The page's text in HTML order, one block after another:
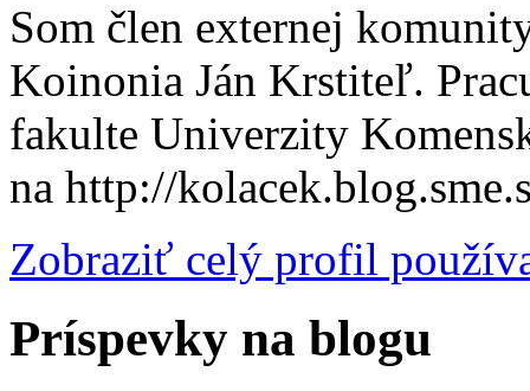
Som člen externej
Koinonia Ján Krstiteľ.
fakulte Univerzity
na http://
Zobraziť celý profil
Príspevky na blogu